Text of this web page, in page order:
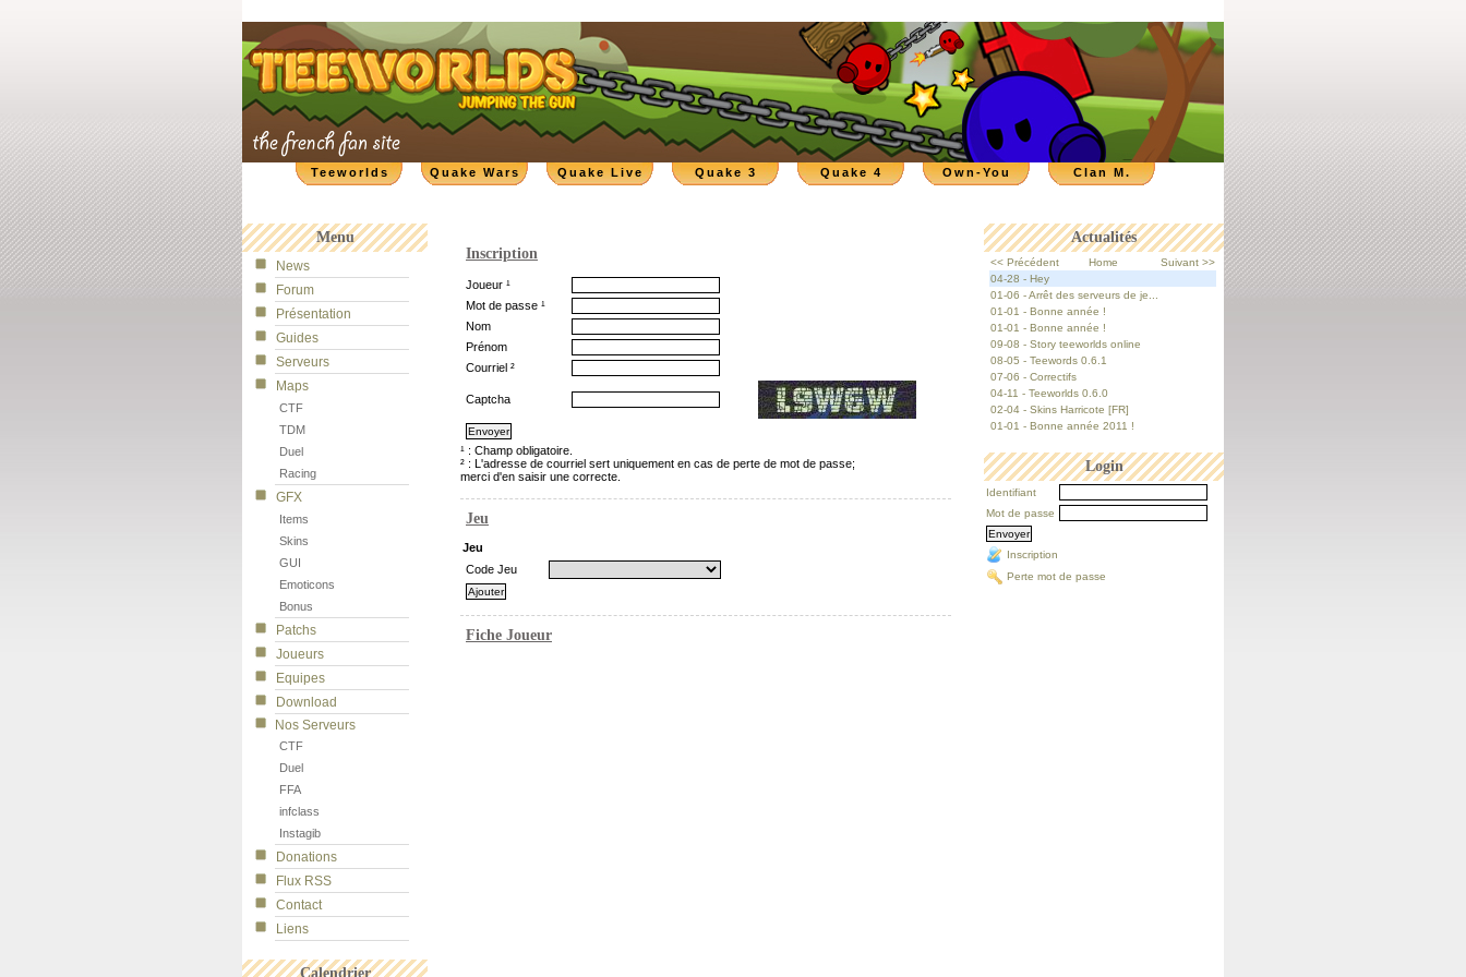
Clan M.
Own-You
Quake 4
Quake 3
Quake Live
Quake Wars
Teeworlds
Menu
News
Forum
Présentation
Guides
Serveurs
Maps
CTF
TDM
Duel
Racing
GFX
Items
Skins
GUI
Emoticons
Bonus
Patchs
Joueurs
Equipes
Download
Nos Serveurs
CTF
Duel
FFA
infclass
Instagib
Donations
Flux RSS
Contact
Liens
Calendrier
Actualités
<< Précédent Home
Suivant >>
04-28 - Hey
01-06 - Arrêt des serveurs de je...
01-01 - Bonne année !
01-01 - Bonne année !
09-08 - Story teeworlds online
08-05 - Teewords 0.6.1
07-06 - Correctifs
04-11 - Teeworlds 0.6.0
02-04 - Skins Harricote [FR]
01-01 - Bonne année 2011 !
Login
Identifiant
Mot de passe
Inscription
Perte mot de passe
Inscription
Joueur ¹
Mot de passe ¹
Nom
Prénom
Courriel ²
Captcha
¹ : Champ obligatoire.
² : L'adresse de courriel sert uniquement en cas de perte de mot de passe;
merci d'en saisir une correcte.
Jeu
Jeu
Code Jeu
Fiche Joueur